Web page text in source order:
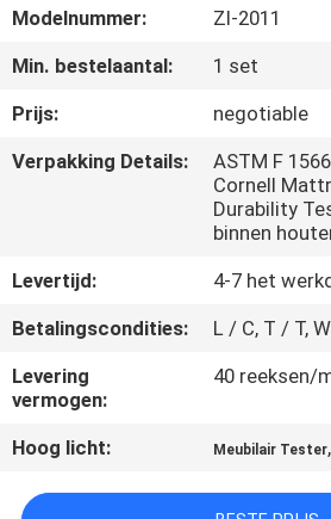
CONTACTEER
NIEUWS
VERZOEK
CITAAT
Modelnummer:
Zl-2011
Min. bestelaantal:
1 set
Prijs:
negotiable
Verpakking Details:
ASTM F
Cornell
Durability
binnen
Levertijd:
4-7 het
Betalingscondities:
L / C, T / T,
Levering
vermogen:
40 reeksen/
Hoog licht: Meubilair Tester,